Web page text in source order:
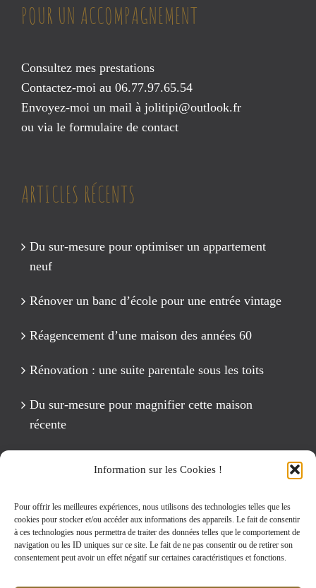
Information sur les Cookies !
Pour offrir les meilleures expériences, nous utilisons des technologies telles que les
cookies pour stocker et/ou accéder aux informations des appareils. Le fait de consentir
à ces technologies nous permettra de traiter des données telles que le comportement de
navigation ou les ID uniques sur ce site. Le fait de ne pas consentir ou de retirer son
consentement peut avoir un effet négatif sur certaines caractéristiques et fonctions.
POUR UN ACCOMPAGNEMENT
Consultez mes prestations
Contactez-moi au 06.77.97.65.54
Envoyez-moi un mail à jolitipi@outlook.fr
ou via le formulaire de contact
ARTICLES RÉCENTS
Du sur-mesure pour optimiser un appartement
neuf
Rénover un banc d’école pour une entrée vintage
Réagencement d’une maison des années 60
Rénovation : une suite parentale sous les toits
Du sur-mesure pour magnifier cette maison
récente
Rechercher: